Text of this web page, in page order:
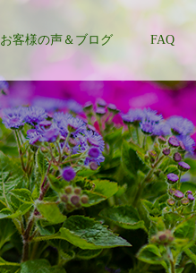
お客様の声＆ブログ FAQ